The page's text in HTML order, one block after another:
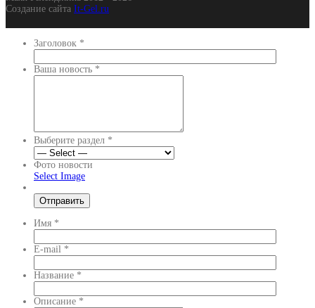
Создание сайта It-Gel.ru
Заголовок *
Ваша новость *
Выберите раздел *
Фото новости
Select Image
Имя *
E-mail *
Название *
Описание *